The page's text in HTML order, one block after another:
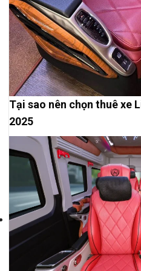
Tại sao nên chọn thuê xe
2025